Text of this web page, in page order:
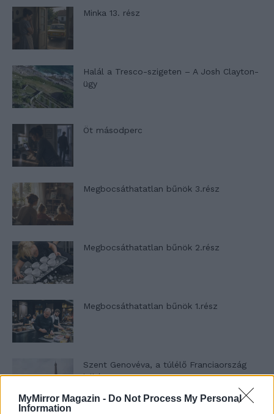
MyMirror Magazin - Do Not Process My Personal
Information
Minka 13. rész
Halál a Tresco-szigeten – A Josh Clayton-
ügy
Öt másodperc
Megbocsáthatatlan bűnök 3.rész
Megbocsáthatatlan bűnök 2.rész
Megbocsáthatatlan bűnök 1.rész
Szent Genovéva, a túlélő Franciaország
jelképe